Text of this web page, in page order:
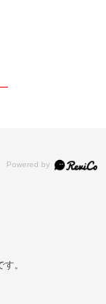
。